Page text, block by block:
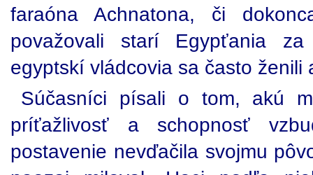
faraóna Achnatona, či
považovali starí Egypťania
egyptskí vládcovia sa často ženili
Súčasníci písali o tom, akú
príťažlivosť a schopnosť
postavenie nevďačila svojmu